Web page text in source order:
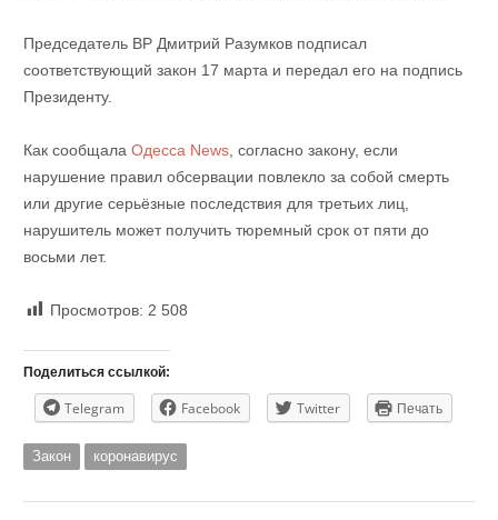
Председатель ВР Дмитрий Разумков подписал
соответствующий закон 17 марта и передал его на подпись
Президенту.
Как сообщала Одесса News, согласно закону, если
нарушение правил обсервации повлекло за собой смерть
или другие серьёзные последствия для третьих лиц,
нарушитель может получить тюремный срок от пяти до
восьми лет.
Просмотров: 2 508
Поделиться ссылкой:
Telegram Facebook Twitter Печать
Закон коронавирус